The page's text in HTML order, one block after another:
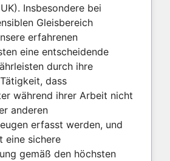
Insbesondere bei
Gleisbereich
erfahrenen
eine entscheidende
durch ihre
dass
während ihrer Arbeit nicht
anderen
erfasst werden, und
eine sichere
gemäß den höchsten